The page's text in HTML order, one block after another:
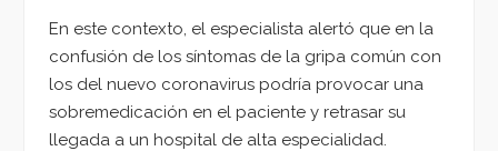
En este contexto, el especialista alertó que en la
confusión de los síntomas de la gripa común con
los del nuevo coronavirus podría provocar una
sobremedicación en el paciente y retrasar su
llegada a un hospital de alta especialidad.